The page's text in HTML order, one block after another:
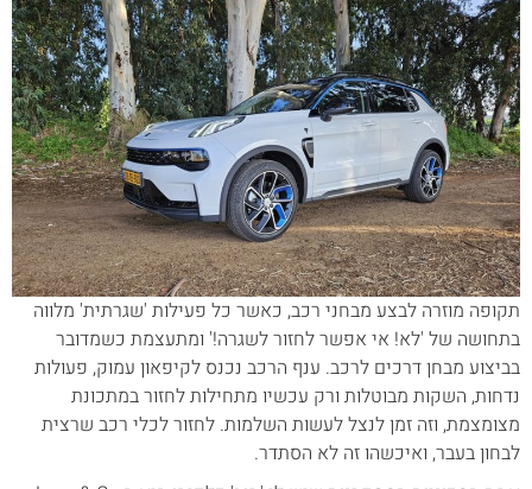
תקופה מוזרה לבצע מבחני רכב, כאשר כל פעילות 'שגרתית' מלווה
בתחושה של 'לא! אי אפשר לחזור לשגרה!' ומתעצמת כשמדובר
בביצוע מבחן דרכים לרכב. ענף הרכב נכנס לקיפאון עמוק, פעולות
נדחות, השקות מבוטלות ורק עכשיו מתחילות לחזור במתכונת
מצומצמת, וזה זמן לנצל לעשות השלמות. לחזור לכלי רכב שרצית
לבחון בעבר, ואיכשהו זה לא הסתדר.